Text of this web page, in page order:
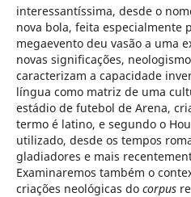
interessantíssima, desde o
nova bola, feita especialmente
megaevento deu vasão a uma
novas significações,
caracterizam a capacidade
língua como matriz de uma
estádio de futebol de Arena,
termo é latino, e segundo o
utilizado, desde os tempos
gladiadores e mais
Examinaremos também o
criações neológicas do corpus